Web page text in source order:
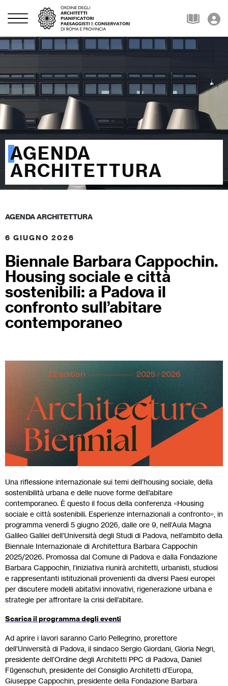
AGENDA
ARCHITETTURA
AGENDA ARCHITETTURA
6 GIUGNO 2026
Biennale Barbara Cappochin.
Housing sociale e città
sostenibili: a Padova il
confronto sull’abitare
contemporaneo
Una riflessione internazionale sui temi dell’housing sociale, della
sostenibilità urbana e delle nuove forme dell’abitare
contemporaneo. È questo il focus della conferenza «Housing
sociale e città sostenibili. Esperienze internazionali a confronto», in
programma venerdì 5 giugno 2026, dalle ore 9, nell’Aula Magna
Galileo Galilei dell’Università degli Studi di Padova, nell’ambito della
Biennale Internazionale di Architettura Barbara Cappochin
2025/2026. Promossa dal Comune di Padova e dalla Fondazione
Barbara Cappochin, l’iniziativa riunirà architetti, urbanisti, studiosi
e rappresentanti istituzionali provenienti da diversi Paesi europei
per discutere modelli abitativi innovativi, rigenerazione urbana e
strategie per affrontare la crisi dell’abitare.
Scarica il programma degli eventi
Ad aprire i lavori saranno Carlo Pellegrino, prorettore
dell’Università di Padova, il sindaco Sergio Giordani, Gloria Negri,
presidente dell’Ordine degli Architetti PPC di Padova, Daniel
Fügenschuh, presidente del Consiglio Architetti d’Europa,
Giuseppe Cappochin, presidente della Fondazione Barbara